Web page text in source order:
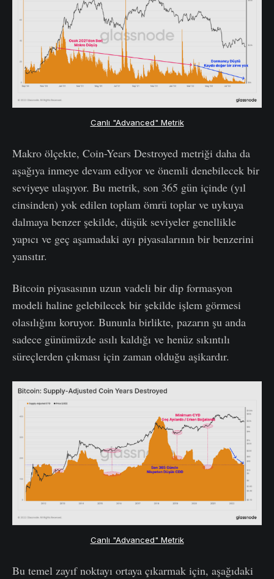
Canlı "Advanced" Metrik
Makro ölçekte, Coin-Years Destroyed metriği daha da
aşağıya inmeye devam ediyor ve önemli denebilecek bir
seviyeye ulaşıyor. Bu metrik, son 365 gün içinde (yıl
cinsinden) yok edilen toplam ömrü toplar ve uykuya
dalmaya benzer şekilde, düşük seviyeler genellikle
yapıcı ve geç aşamadaki ayı piyasalarının bir benzerini
yansıtır.
Bitcoin piyasasının uzun vadeli bir dip formasyon
modeli haline gelebilecek bir şekilde işlem görmesi
olasılığını koruyor. Bununla birlikte, pazarın şu anda
sadece günümüzde asılı kaldığı ve henüz sıkıntılı
süreçlerden çıkması için zaman olduğu aşikardır.
Canlı "Advanced" Metrik
Bu temel zayıf noktayı ortaya çıkarmak için, aşağıdaki